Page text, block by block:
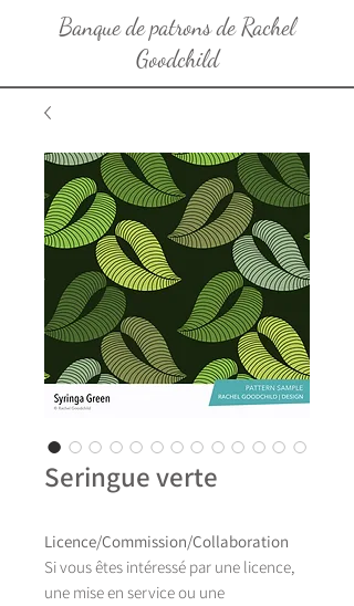
Banque de patrons de Rachel
Goodchild
Seringue verte
Licence/Commission/Collaboration
Si vous êtes intéressé par une licence,
une mise en service ou une